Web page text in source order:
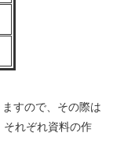
すので、その際は
それぞれ資料の作